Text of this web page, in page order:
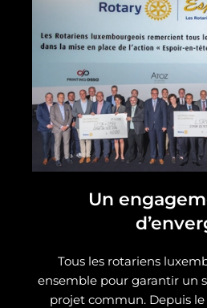
Un
Tous les rotariens
ensemble pour garantir un
projet commun. Depuis